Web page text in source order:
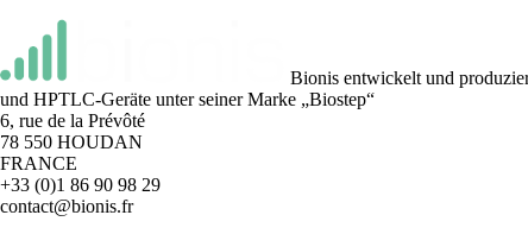
Bionis entwickelt und
und HPTLC-Geräte unter seiner Marke „Biostep“
6, rue de la Prévôté
78 550 HOUDAN
FRANCE
+33 (0)1 86 90 98 29
contact@bionis.fr